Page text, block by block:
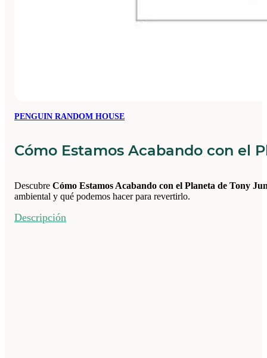
PENGUIN RANDOM HOUSE
Cómo Estamos Acabando con el
Descubre Cómo Estamos Acabando con el Planeta de Tony
ambiental y qué podemos hacer para revertirlo.
Descripción